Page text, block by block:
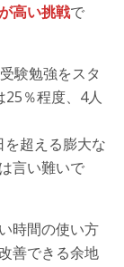
高い挑戦で
験勉強をスタ
％程度、4人
超える膨大な
言い難いで
時間の使い方
善できる余地